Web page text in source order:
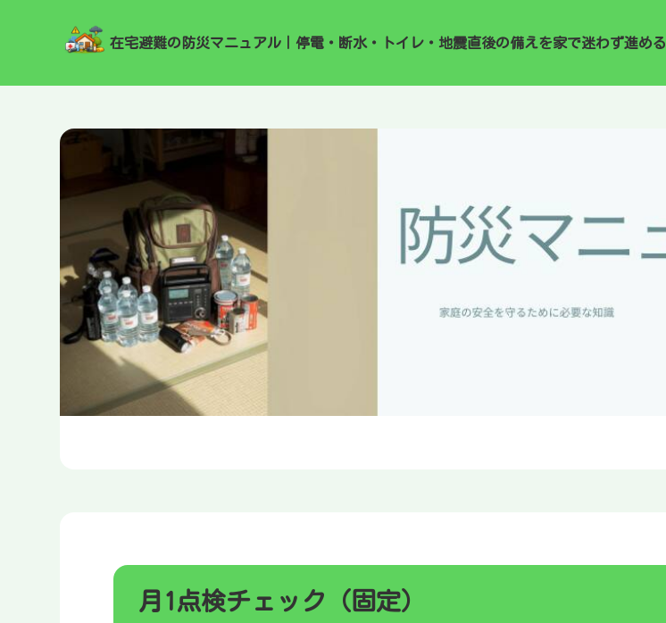
在宅避難の防災マニュアル｜停電・断水・トイレ・地震直後の備えを家で迷わず進める
月1点検チェック（固定）